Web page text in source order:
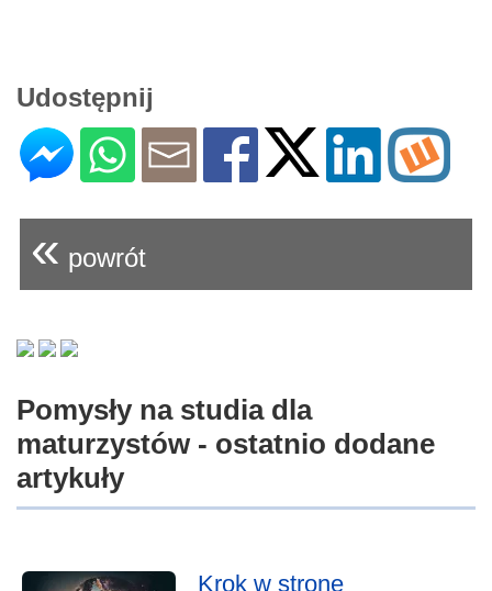
Udostępnij
« powrót
Pomysły na studia dla
maturzystów - ostatnio dodane
artykuły
Krok w stronę